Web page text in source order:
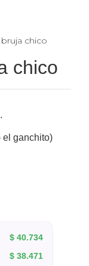
chico
chico
el ganchito)
$ 40.734
$ 38.471